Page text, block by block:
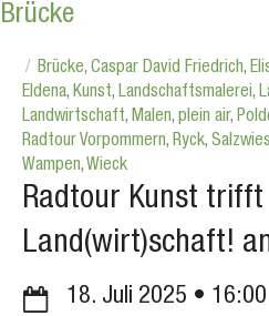
Brücke
Brücke, Caspar David Friedrich,
Eldena, Kunst, Landschaftsmalerei,
Landwirtschaft, Malen, plein air,
Radtour Vorpommern, Ryck,
Wampen,Wieck
Radtour Kunst trifft
Land(wirt)schaft!
18. Juli 2025 16:00